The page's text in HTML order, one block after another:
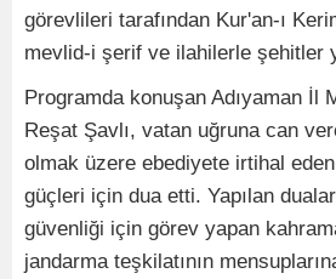
görevlileri tarafından Kur'an-ı
mevlid-i şerif ve ilahilerle şehitler
Programda konuşan Adıyaman İl
Reşat Şavlı, vatan uğruna can
olmak üzere ebediyete irtihal
güçleri için dua etti. Yapılan
güvenliği için görev yapan
jandarma teşkilatının